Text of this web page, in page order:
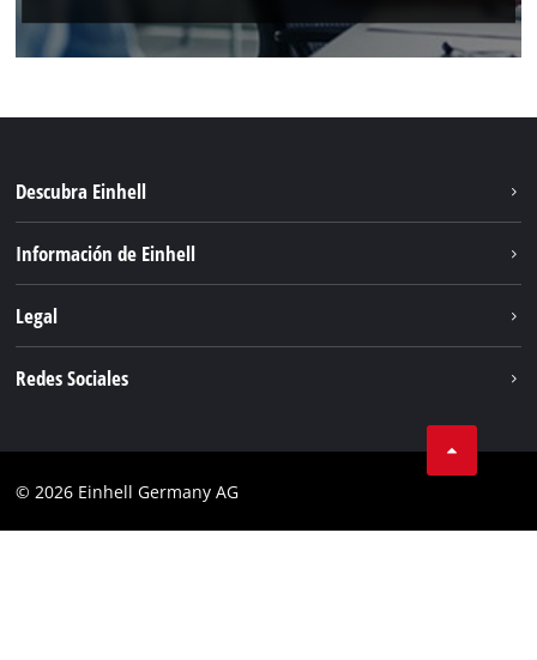
Descubra Einhell
Servicio
Información de Einhell
Legal
Redes Sociales
© 2026 Einhell Germany AG